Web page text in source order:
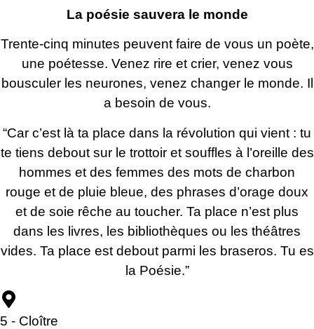
La poésie sauvera le monde
Trente-cinq minutes peuvent faire de vous un poète,
une poétesse. Venez rire et crier, venez vous
bousculer les neurones, venez changer le monde. Il
a besoin de vous.
“Car c’est là ta place dans la révolution qui vient : tu
te tiens debout sur le trottoir et souffles à l’oreille des
hommes et des femmes des mots de charbon
rouge et de pluie bleue, des phrases d’orage doux
et de soie rêche au toucher. Ta place n’est plus
dans les livres, les bibliothèques ou les théâtres
vides. Ta place est debout parmi les braseros. Tu es
la Poésie.”
5 - Cloître